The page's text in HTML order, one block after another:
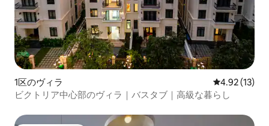
1区のヴィラ レビュー13
4.92 (13)
ビクトリア中心部のヴィラ｜バスタブ｜高級な暮らし